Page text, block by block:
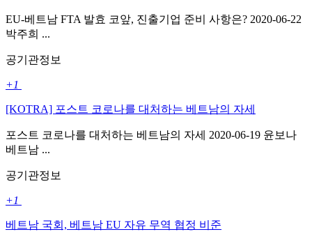
EU-베트남 FTA 발효 코앞, 진출기업 준비 사항은? 2020-06-22
박주희 ...
공기관정보
+1
[KOTRA] 포스트 코로나를 대처하는 베트남의 자세
포스트 코로나를 대처하는 베트남의 자세 2020-06-19 윤보나
베트남 ...
공기관정보
+1
베트남 국회, 베트남 EU 자유 무역 협정 비준